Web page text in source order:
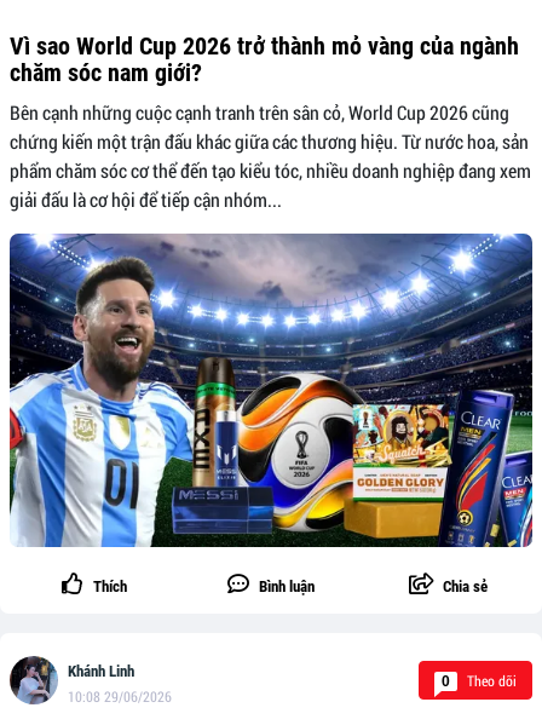
Vì sao World Cup 2026 trở thành mỏ vàng của ngành
chăm sóc nam giới?
Bên cạnh những cuộc cạnh tranh trên sân cỏ, World Cup 2026 cũng
chứng kiến một trận đấu khác giữa các thương hiệu. Từ nước hoa, sản
phẩm chăm sóc cơ thể đến tạo kiểu tóc, nhiều doanh nghiệp đang xem
giải đấu là cơ hội để tiếp cận nhóm...
Thích Bình luận Chia sẻ
Khánh Linh
10:08 29/06/2026
0 Theo dõi